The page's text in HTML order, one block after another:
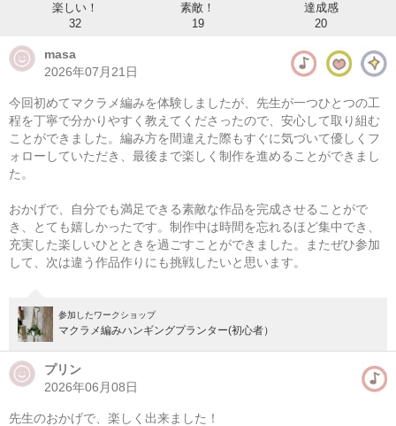
マクラメ編み ラウンドバスケット
08/09(日) 10:00-14:00
東京 （東横線）学芸大学駅から徒歩14分
東京 （東横線）学芸大学駅から徒歩14分
他日程あり
楽しい！
32
素敵！
19
達成感
20
masa
2026年07月21日
今回初めてマクラメ編みを体験しましたが、先生が一つひとつの工
程を丁寧で分かりやすく教えてくださったので、安心して取り組む
ことができました。編み方を間違えた際もすぐに気づいて優しくフ
ォローしていただき、最後まで楽しく制作を進めることができまし
た。
おかげで、自分でも満足できる素敵な作品を完成させることがで
き、とても嬉しかったです。制作中は時間を忘れるほど集中でき、
充実した楽しいひとときを過ごすことができました。またぜひ参加
して、次は違う作品作りにも挑戦したいと思います。
参加したワークショップ
マクラメ編みハンギングプランター(初心者）
プリン
2026年06月08日
先生のおかげで、楽しく出来ました！